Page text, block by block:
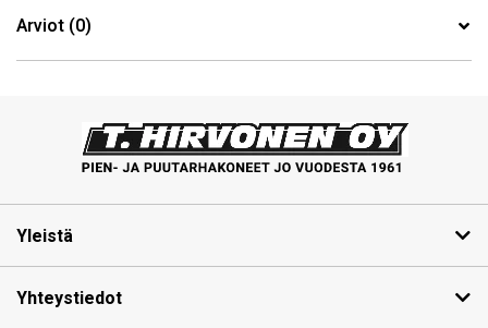
Arviot (0)
Yleistä
Yhteystiedot